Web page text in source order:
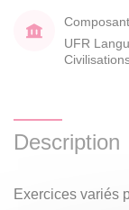
UFR
Description
Exercices variés